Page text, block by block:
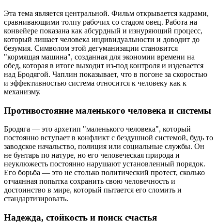
Эта тема является центральной. Фильм открывается кадрами,
сравнивающими толпу рабочих со стадом овец. Работа на
конвейере показана как абсурдный и изнуряющий процесс,
который лишает человека индивидуальности и доводит до
безумия. Символом этой дегуманизации становится
"кормящая машина", созданная для экономии времени на
обед, которая в итоге выходит из-под контроля и издевается
над Бродягой. Чаплин показывает, что в погоне за скоростью
и эффективностью система относится к человеку как к
механизму.
Противостояние маленького человека и системы
Бродяга — это архетип "маленького человека", который
постоянно вступает в конфликт с бездушной системой, будь то
заводское начальство, полиция или социальные службы. Он
не бунтарь по натуре, но его человеческая природа и
неуклюжесть постоянно нарушают установленный порядок.
Его борьба — это не столько политический протест, сколько
отчаянная попытка сохранить свою человечность и
достоинство в мире, который пытается его сломить и
стандартизировать.
Надежда, стойкость и поиск счастья